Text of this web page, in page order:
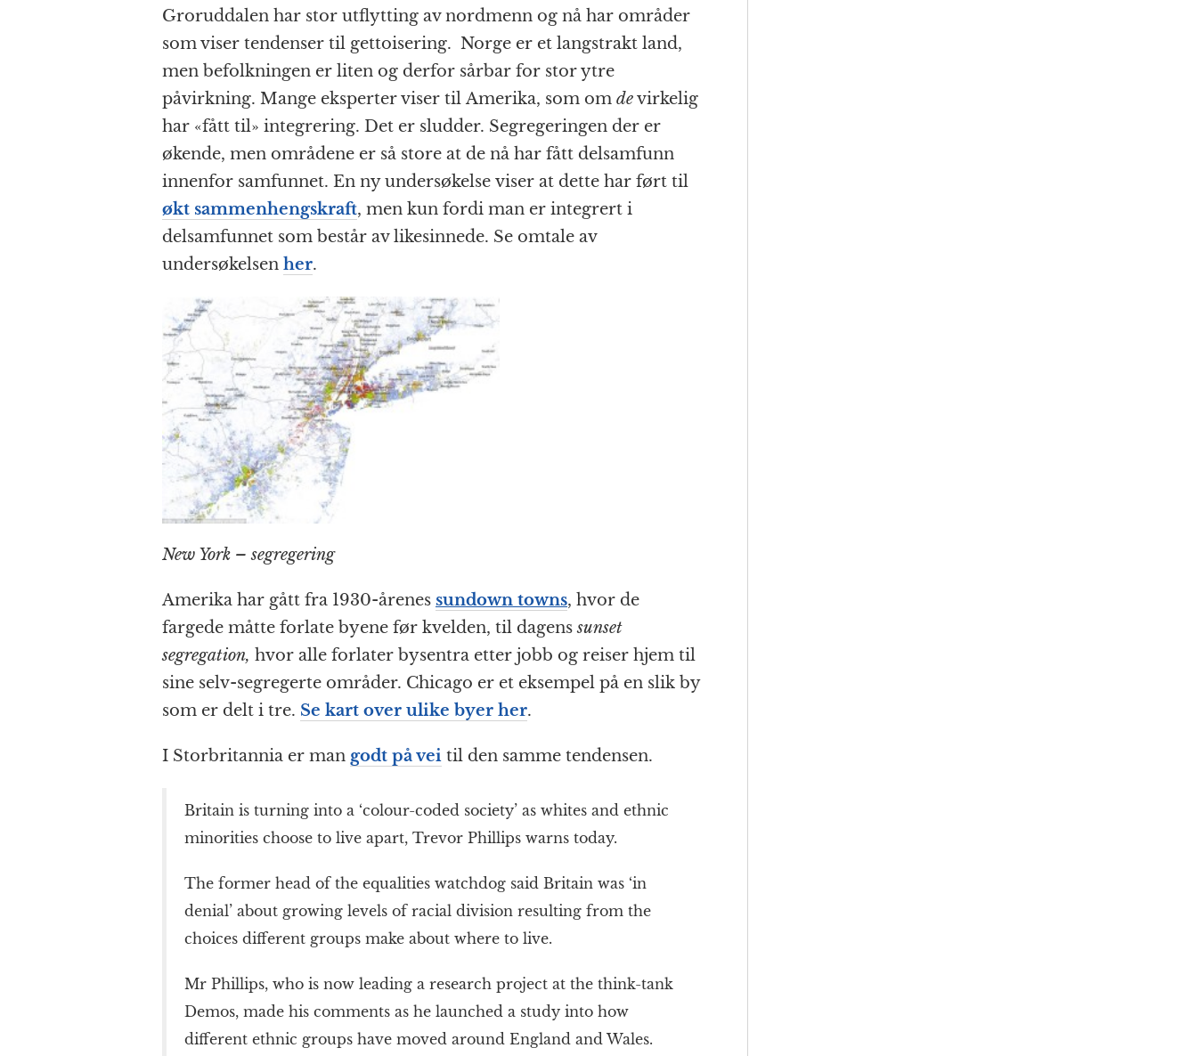
Groruddalen har stor utflytting av nordmenn og nå har områder
som viser tendenser til gettoisering. Norge er et langstrakt land,
men befolkningen er liten og derfor sårbar for stor ytre
påvirkning. Mange eksperter viser til Amerika, som om devirkelig
har «fått til» integrering. Det er sludder. Segregeringen der er
økende, men områdene er så store at de nå har fått delsamfunn
innenfor samfunnet. En ny undersøkelse viser at dette har ført til
økt sammenhengskraft, men kun fordi man er integrert i
delsamfunnet som består av likesinnede. Se omtale av
undersøkelsen her.
New York – segregering
Amerika har gått fra 1930-årenes sundown towns, hvor de
fargede måtte forlate byene før kvelden, til dagenssunset
segregation, hvor alle forlater bysentra etter jobb og reiser hjem til
sine selv-segregerte områder. Chicago er et eksempel på en slik by
som er delt i tre. Se kart over ulike byer her.
I Storbritannia er man godt på vei til den samme tendensen.
Britain is turning into a ‘colour-coded society’ as whites and ethnic
minorities choose to live apart, Trevor Phillips warns today.
The former head of the equalities watchdog said Britain was ‘in
denial’ about growing levels of racial division resulting from the
choices different groups make about where to live.
Mr Phillips, who is now leading a research project at the think-tank
Demos, made his comments as he launched a study into how
different ethnic groups have moved around England and Wales.